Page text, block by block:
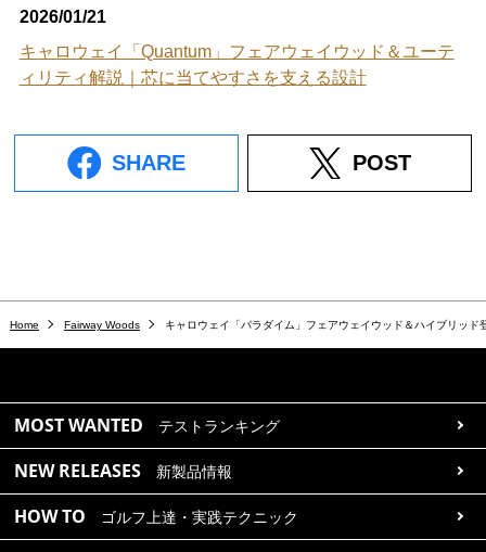
2026/01/21
キャロウェイ「Quantum」フェアウェイウッド＆ユーテ
ィリティ解説｜芯に当てやすさを支える設計
SHARE POST
Home Fairway Woods キャロウェイ「パラダイム」フェアウェイウッド＆ハイブリッド
MOST WANTED テストランキング
NEW RELEASES 新製品情報
HOW TO ゴルフ上達・実践テクニック